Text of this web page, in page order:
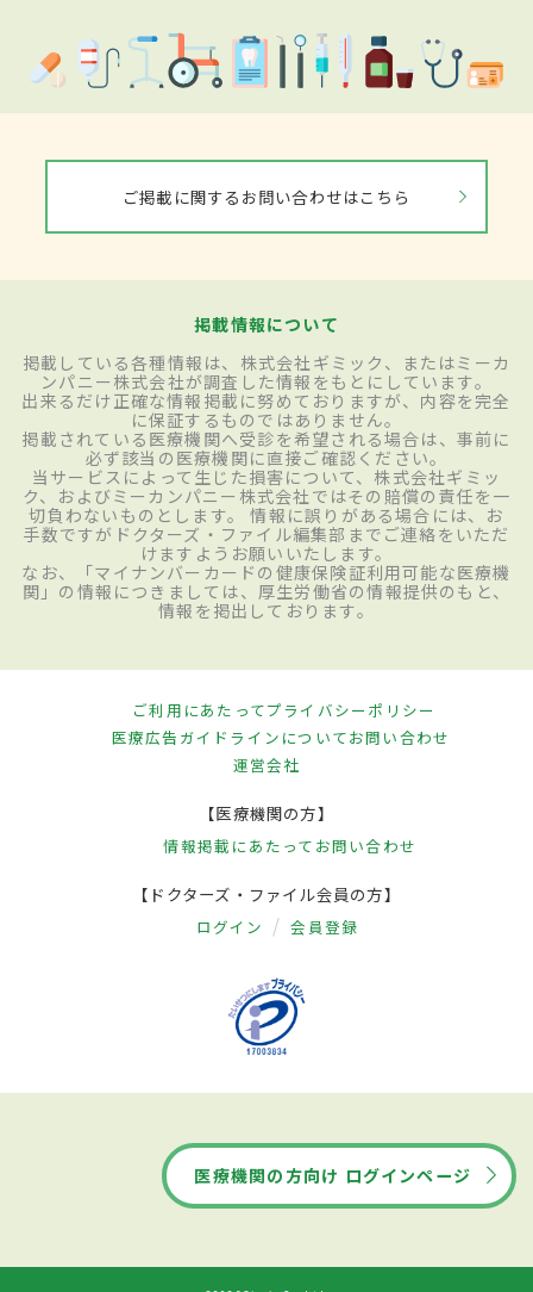
ご掲載に関するお問い合わせはこちら
掲載情報について
掲載している各種情報は、株式会社ギミック、またはミーカ
ンパニー株式会社が調査した情報をもとにしています。
出来るだけ正確な情報掲載に努めておりますが、内容を完全
に保証するものではありません。
掲載されている医療機関へ受診を希望される場合は、事前に
必ず該当の医療機関に直接ご確認ください。
当サービスによって生じた損害について、株式会社ギミッ
ク、およびミーカンパニー株式会社ではその賠償の責任を一
切負わないものとします。 情報に誤りがある場合には、お
手数ですがドクターズ・ファイル編集部までご連絡をいただ
けますようお願いいたします。
なお、「マイナンバーカードの健康保険証利用可能な医療機
関」の情報につきましては、厚生労働省の情報提供のもと、
情報を掲出しております。
ご利用にあたってプライバシーポリシー
医療広告ガイドラインについてお問い合わせ
運営会社
【医療機関の方】
情報掲載にあたって お問い合わせ
【ドクターズ・ファイル会員の方】
ログイン 会員登録
医療機関の方向け ログインページ